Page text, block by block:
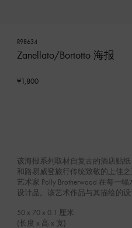
R98634
Zanellato/Bortotto 海报
¥1,800
该海报系列取材自复古的酒店贴纸
和路易威登旅行传统致敬的上佳
艺术家 Polly Brotherwood 在每一
设计品。该艺术作品与其描绘的
50 x 70 x 0.1 厘米
(长度 x 高 x 宽)